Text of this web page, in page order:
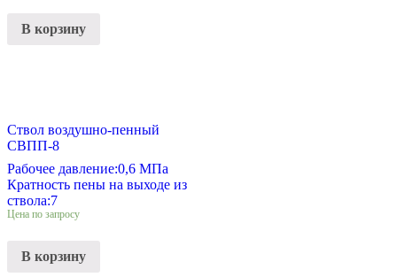
В корзину
Ствол воздушно-пенный
СВПП-8
Рабочее давление:0,6 МПа
Кратность пены на выходе из
ствола:7
Цена по запросу
В корзину